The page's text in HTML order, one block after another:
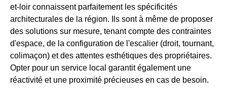
et-loir connaissent parfaitement les spécificités
architecturales de la région. Ils sont à même de proposer
des solutions sur mesure, tenant compte des contraintes
d'espace, de la configuration de l'escalier (droit, tournant,
colimaçon) et des attentes esthétiques des propriétaires.
Opter pour un service local garantit également une
réactivité et une proximité précieuses en cas de besoin.